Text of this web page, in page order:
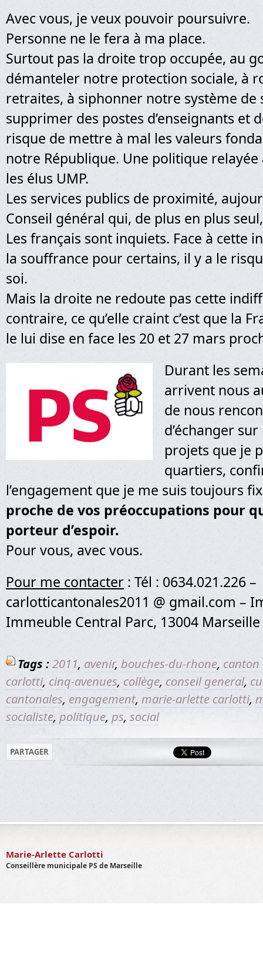
Avec vous, je veux pouvoir poursuivre.
Personne ne le fera à ma place.
Surtout pas la droite trop occupée, au
démanteler notre protection sociale, à
retraites, à siphonner notre système de
supprimer des postes d’enseignants et
risque de mettre à mal les valeurs
notre République. Une politique
les élus UMP.
Les services publics de proximité,
Conseil général qui, de plus en plus
Les français sont inquiets. Face à cette
la souffrance pour certains, il y a le
soi.
Mais la droite ne redoute pas cette
contraire, ce qu’elle craint c’est que la
le lui dise en face les 20 et 27 mars
Durant les
arrivent nous
de nous
d’échanger
projets que je
quartiers,
l’engagement que je me suis toujours
proche de vos préoccupations pour
porteur d’espoir.
Pour vous, avec vous.
Pour me contacter : Tél : 0634.021.226 –
carlotticantonales2011 @ gmail.com –
Immeuble Central Parc, 13004 Marseille
Tags :2011, avenir, bouches-du-rhone, canton
carlotti, cinq-avenues, collège, conseil general,
cantonales, engagement, marie-arlette carlotti,
socialiste, politique, ps, social
PARTAGER
Marie-Arlette Carlotti
Conseillère municipale PS de Marseille